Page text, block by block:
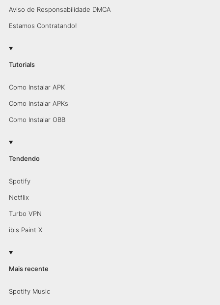
Aviso de Responsabilidade DMCA
Estamos Contratando!
Tutorials
Como Instalar APK
Como Instalar APKs
Como Instalar OBB
Tendendo
Spotify
Netflix
Turbo VPN
ibis Paint X
Mais recente
Spotify Music